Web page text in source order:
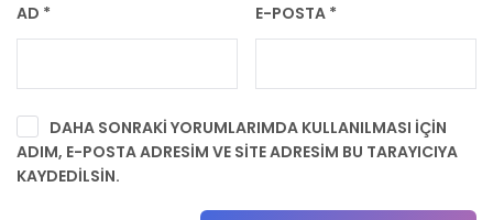
AD * E-POSTA *
DAHA SONRAKI YORUMLARIMDA KULLANILMASI IÇIN
ADIM, E-POSTA ADRESIM VE SITE ADRESIM BU TARAYICIYA
KAYDEDILSIN.